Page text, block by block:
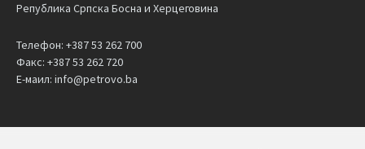
Република Српска Босна и Херцеговина
Телефон: +387 53 262 700
Факс: +387 53 262 720
Е-маил: info@petrovo.ba